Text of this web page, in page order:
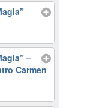
–
Carmen